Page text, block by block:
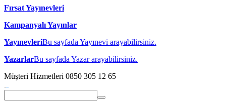
Fırsat Yayınevleri
Kampanyalı Yayınlar
YayınevleriBu sayfada Yayınevi arayabilirsiniz.
YazarlarBu sayfada Yazar arayabilirsiniz.
Müşteri Hizmetleri 0850 305 12 65